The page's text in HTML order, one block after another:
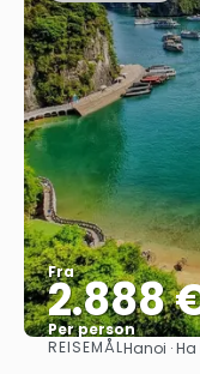
Fra
2.888
Per person
REISEMÅLHanoi ·